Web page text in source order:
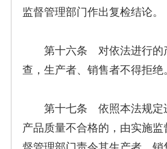
监督管理部门作出复检结论。
第十六条 对依法进行的
查，生产者、销售者不得拒绝
第十七条 依照本法规定
产品质量不合格的，由实施监